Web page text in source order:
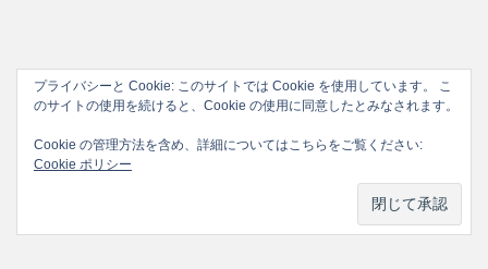
プライバシーと Cookie: このサイトでは Cookie を使用しています。 こ
のサイトの使用を続けると、Cookie の使用に同意したとみなされます。
Cookie の管理方法を含め、詳細についてはこちらをご覧ください:
Cookie ポリシー